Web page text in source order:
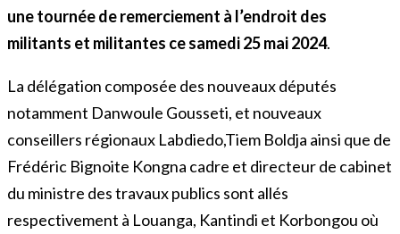
une tournée de remerciement à l’endroit des
militants et militantes ce samedi 25 mai 2024.
La délégation composée des nouveaux députés
notamment Danwoule Gousseti, et nouveaux
conseillers régionaux Labdiedo,Tiem Boldja ainsi que de
Frédéric Bignoite Kongna cadre et directeur de cabinet
du ministre des travaux publics sont allés
respectivement à Louanga, Kantindi et Korbongou où